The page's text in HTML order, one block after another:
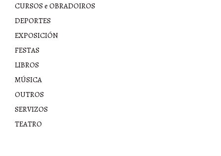
CURSOS e OBRADOIROS
DEPORTES
EXPOSICIÓN
FESTAS
LIBROS
MÚSICA
OUTROS
SERVIZOS
TEATRO